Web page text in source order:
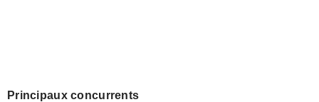
Principaux concurrents